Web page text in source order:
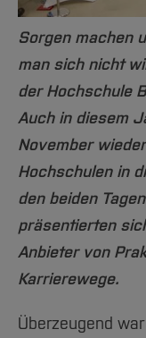
Arbeiten im
Forschung
International
Team
Service
Studiengänge
Aktuelles
Studium
Fachgruppen
International
Team
Service
Amtliche
Notfall-Infos
BO Shop
Vertretungen
Wahlen
qed-Stiftung
Zentrale
Sorgen machen
man sich nicht
der Hochschule
Auch in diesem
November
Hochschulen in
den beiden
präsentierten
Anbieter von
Karrierewege.
Überzeugend